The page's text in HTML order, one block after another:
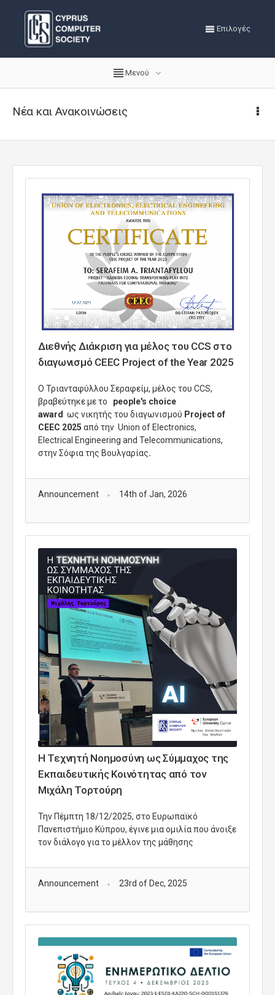
Επιλογές
Μενού
Νέα και Ανακοινώσεις
Διεθνής Διάκριση για μέλος του CCS στο
διαγωνισμό CEEC Project of the Year 2025
Ο Τριανταφύλλου Σεραφείμ, μέλος του CCS,
βραβεύτηκε με το
people's choice
award ως νικητής του διαγωνισμού Project of
CEEC 2025 από την Union of Electronics,
Electrical Engineering and Telecommunications,
στην Σόφια της Βουλγαρίας.
Announcement 14th of Jan, 2026
Η Τεχνητή Νοημοσύνη ως Σύμμαχος της
Εκπαιδευτικής Κοινότητας από τον
Μιχάλη Τορτούρη
Την Πέμπτη 18/12/2025, στο Ευρωπαϊκό
Πανεπιστήμιο Κύπρου, έγινε μια ομιλία που άνοιξε
τον διάλογο για το μέλλον της μάθησης
Announcement 23rd of Dec, 2025